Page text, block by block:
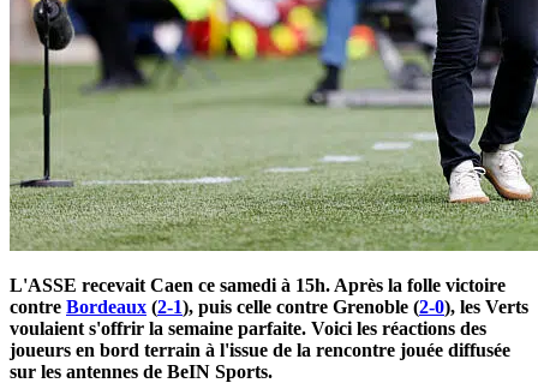
L'ASSE recevait Caen ce samedi à 15h. Après la folle victoire
contre Bordeaux (2-1), puis celle contre Grenoble (2-0), les Verts
voulaient s'offrir la semaine parfaite. Voici les réactions des
joueurs en bord terrain à l'issue de la rencontre jouée diffusée
sur les antennes de BeIN Sports.